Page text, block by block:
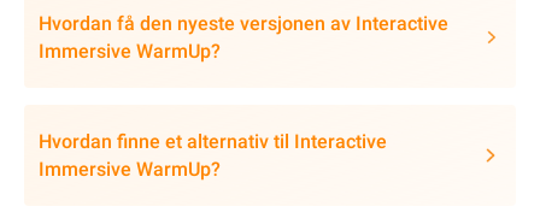
Hvordan få den nyeste versjonen av Interactive
Immersive WarmUp?
Hvordan finne et alternativ til Interactive
Immersive WarmUp?